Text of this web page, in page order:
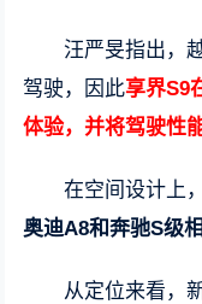
汪严旻指出，
驾驶，因此享界S9
体验，并将驾驶性
在空间设计上
奥迪A8和奔驰S级相
从定位来看，